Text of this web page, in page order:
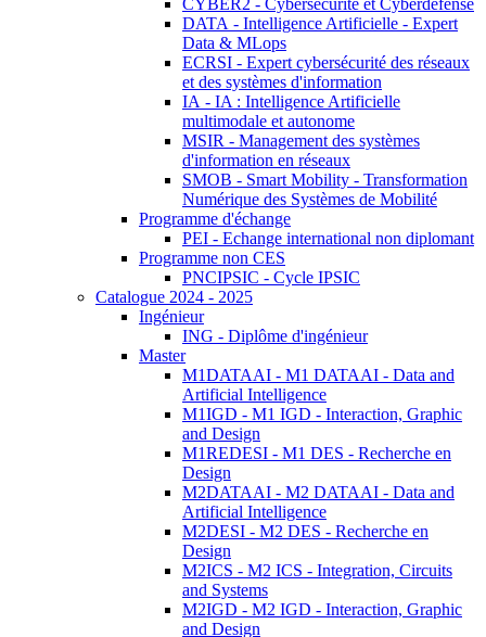
CYBER2 - Cybersécurité et Cyberdéfense
DATA - Intelligence Artificielle - Expert
Data & MLops
ECRSI - Expert cybersécurité des réseaux
et des systèmes d'information
IA - IA : Intelligence Artificielle
multimodale et autonome
MSIR - Management des systèmes
d'information en réseaux
SMOB - Smart Mobility - Transformation
Numérique des Systèmes de Mobilité
Programme d'échange
PEI - Echange international non diplomant
Programme non CES
PNCIPSIC - Cycle IPSIC
Catalogue 2024 - 2025
Ingénieur
ING - Diplôme d'ingénieur
Master
M1DATAAI - M1 DATAAI - Data and
Artificial Intelligence
M1IGD - M1 IGD - Interaction, Graphic
and Design
M1REDESI - M1 DES - Recherche en
Design
M2DATAAI - M2 DATAAI - Data and
Artificial Intelligence
M2DESI - M2 DES - Recherche en
Design
M2ICS - M2 ICS - Integration, Circuits
and Systems
M2IGD - M2 IGD - Interaction, Graphic
and Design